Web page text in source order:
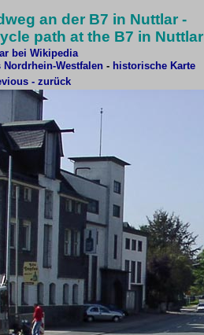
an der B7 in Nuttlar -
path at the B7 in Nuttlar
bei Wikipedia
Nordrhein-Westfalen - historische Karte
- zurück